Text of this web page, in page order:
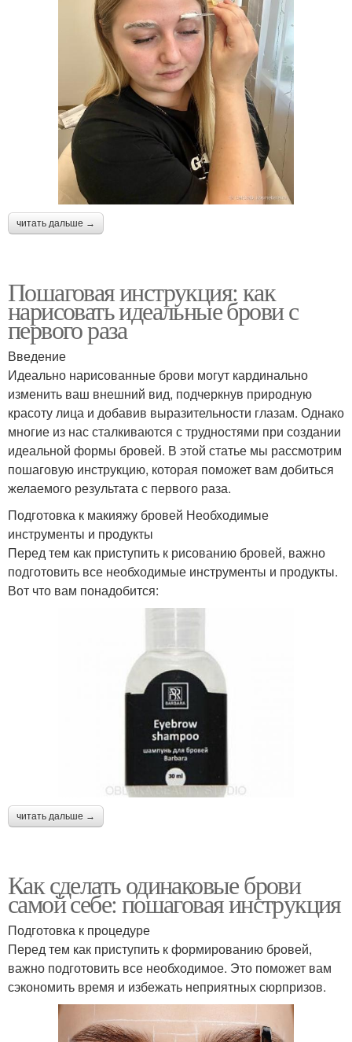
читать дальше →
Пошаговая инструкция: как
нарисовать идеальные брови с
первого раза
Введение
Идеально нарисованные брови могут кардинально
изменить ваш внешний вид, подчеркнув природную
красоту лица и добавив выразительности глазам. Однако
многие из нас сталкиваются с трудностями при создании
идеальной формы бровей. В этой статье мы рассмотрим
пошаговую инструкцию, которая поможет вам добиться
желаемого результата с первого раза.
Подготовка к макияжу бровей Необходимые
инструменты и продукты
Перед тем как приступить к рисованию бровей, важно
подготовить все необходимые инструменты и продукты.
Вот что вам понадобится:
читать дальше →
Как сделать одинаковые брови
самой себе: пошаговая инструкция
Подготовка к процедуре
Перед тем как приступить к формированию бровей,
важно подготовить все необходимое. Это поможет вам
сэкономить время и избежать неприятных сюрпризов.